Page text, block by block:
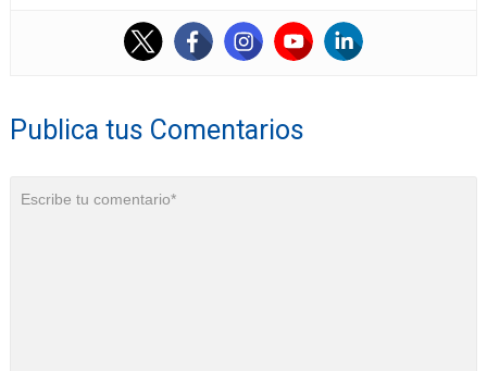
Publica tus Comentarios